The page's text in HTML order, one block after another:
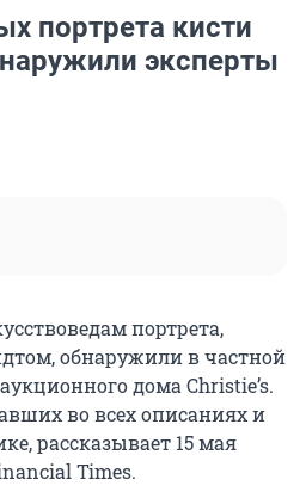
портрета кисти
эксперты
портрета,
обнаружили в частной
дома Christie’s.
во всех описаниях и
рассказывает 15 мая
Times.